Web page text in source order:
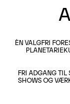
ÉN VALGFRI
LÆS MERE
FRI ADGANG TIL
SHOWS OGLÆS MERE